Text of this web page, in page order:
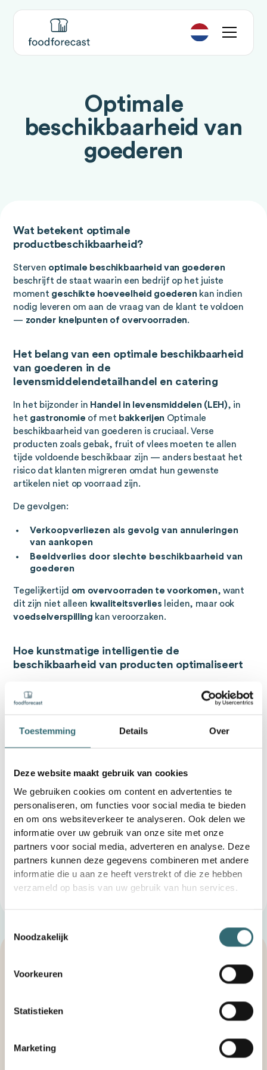
Toestemming Details Over
Deze website maakt gebruik van cookies
We gebruiken cookies om content en advertenties te
personaliseren, om functies voor social media te bieden
en om ons websiteverkeer te analyseren. Ook delen we
informatie over uw gebruik van onze site met onze
partners voor social media, adverteren en analyse. Deze
partners kunnen deze gegevens combineren met andere
informatie die u aan ze heeft verstrekt of die ze hebben
verzameld op basis van uw gebruik van hun services.
Noodzakelijk
Voorkeuren
Statistieken
Marketing
Optimale
beschikbaarheid van
goederen
Wat betekent optimale
productbeschikbaarheid?
Sterven optimale beschikbaarheid van goederen
beschrijft de staat waarin een bedrijf op het juiste
moment geschikte hoeveelheid goederen kan indien
nodig leveren om aan de vraag van de klant te voldoen
— zonder knelpunten of overvoorraden.
Het belang van een optimale beschikbaarheid
van goederen in de
levensmiddelendetailhandel en catering
In het bijzonder in Handel in levensmiddelen (LEH), in
het gastronomie of met bakkerijen Optimale
beschikbaarheid van goederen is cruciaal. Verse
producten zoals gebak, fruit of vlees moeten te allen
tijde voldoende beschikbaar zijn — anders bestaat het
risico dat klanten migreren omdat hun gewenste
artikelen niet op voorraad zijn.
De gevolgen:
Verkoopverliezen als gevolg van annuleringen
van aankopen
Beeldverlies door slechte beschikbaarheid van
goederen
Tegelijkertijd om overvoorraden te voorkomen, want
dit zijn niet alleen kwaliteitsverlies leiden, maar ook
voedselverspilling kan veroorzaken.
Hoe kunstmatige intelligentie de
beschikbaarheid van producten optimaliseert
garanderen, een voorspellende en op gegevens
intelligentie (AI)
kan hierbij een centrale rol spelen:
Ze creërennauwkeurige vraagvoorspellingen
helpen om de werkelijke behoeften beter te
beoordelen
Door planningsprocessen te automatiseren, wordt
het personeel ontlast en wordt de warehousing
geoptimaliseerd
Het resultaat is eenevenwichtige inventaris, wat niet
leidt tot tekorten of tot overschotten — en dus beide
klanttevredenheid ook rentabiliteitneemt toe.